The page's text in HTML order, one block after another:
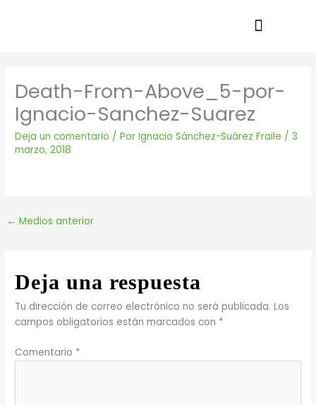
Death-From-Above_5-por-
Ignacio-Sanchez-Suarez
Deja un comentario / PorIgnacio Sánchez-Suárez Fraile /3
marzo, 2018
← Medios anterior
Deja una respuesta
Tu dirección de correo electrónico no será publicada. Los
campos obligatorios están marcados con *
Comentario *